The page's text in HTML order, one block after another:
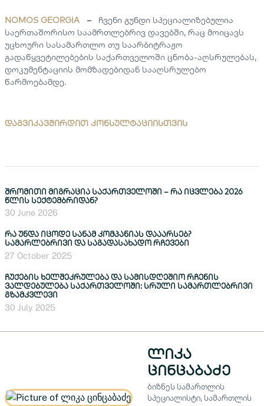
NOMOS GEORGIA – ჩვენი გუნდი სპეციალიზებულია
საერთაშორისო საამრთლებრივ დავებში, რაც მოიცავს
უცხოური სასამართლო თუ საარბიტრაჟო
გადაწყვეტილებების საქართველოში ცნობა-აღსრულებას,
დოკუმენტაციის მომზადებიდან სააღსრულებო
წარმოებამდე.
დაგვიკავშირდით კონსულტაციისთვის
შრომითი მიგრაცია საქართველოში – რა იცვლება 2026
წლის სექტემბრიდან?
30 June 2026
რა უნდა იცოდე სანამ კომპანიას დააარსებ?
სამარლებრივი და საგადასახადო რჩევები
27 October 2025
ჩუქების ხელშეკრულება და სამისდღეშიო რჩენის
ვალდებულება საქართველოში: სრული სამართლებრივი
გზამკვლევი
30 July 2025
ლიკა
ცინცაბაძე
ბიზნეს სამართლის
სპეციალისტი, სამართლის